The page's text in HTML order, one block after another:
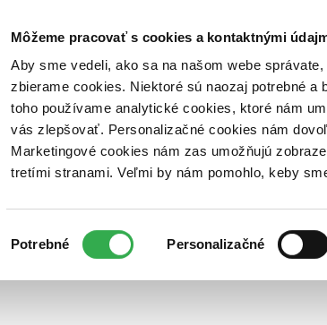
Môžeme pracovať s cookies a kontaktnými
Aby sme vedeli, ako sa na našom webe
zbierame cookies. Niektoré sú naozaj potrebné
toho používame analytické cookies, ktoré nám
vás zlepšovať. Personalizačné cookies nám
Marketingové cookies nám zas umožňujú
tretími stranami. Veľmi by nám pomohlo, keby
súhlasu
Potrebné Personalizačné
Poukážky Kontakt